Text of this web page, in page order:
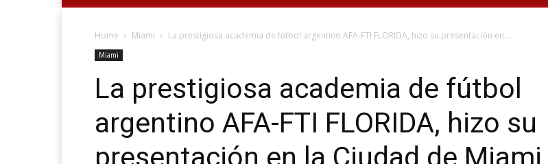
Home Miami La prestigiosa academia de fútbol argentino AFA-FTI FLORIDA, hizo su presentación en...
Miami
La prestigiosa academia de fútbol
argentino AFA-FTI FLORIDA, hizo su